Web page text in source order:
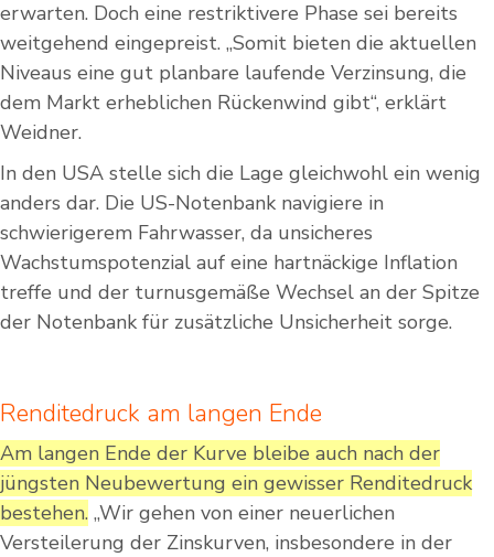
erwarten. Doch eine restriktivere Phase sei bereits
weitgehend eingepreist. „Somit bieten die aktuellen
Niveaus eine gut planbare laufende Verzinsung, die
dem Markt erheblichen Rückenwind gibt“, erklärt
Weidner.
In den USA stelle sich die Lage gleichwohl ein wenig
anders dar. Die US-Notenbank navigiere in
schwierigerem Fahrwasser, da unsicheres
Wachstumspotenzial auf eine hartnäckige Inflation
treffe und der turnusgemäße Wechsel an der Spitze
der Notenbank für zusätzliche Unsicherheit sorge.
Renditedruck am langen Ende
Am langen Ende der Kurve bleibe auch nach der
jüngsten Neubewertung ein gewisser Renditedruck
bestehen. „Wir gehen von einer neuerlichen
Versteilerung der Zinskurven, insbesondere in der